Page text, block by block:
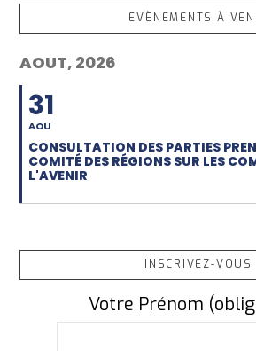
EVÈNEMENTS À
AOUT, 2026
31
AOU
CONSULTATION DES PARTIES
COMITÉ DES RÉGIONS SUR LES
L'AVENIR
INSCRIVEZ-VOUS
Votre Prénom